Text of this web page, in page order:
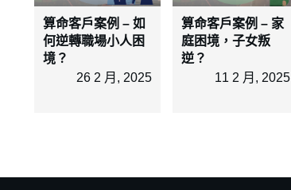
算命客戶案例 – 如
何逆轉職場小人困
境？
26 2 月, 2025
算命客戶案例 – 家
庭困境，子女叛
逆？
11 2 月, 2025